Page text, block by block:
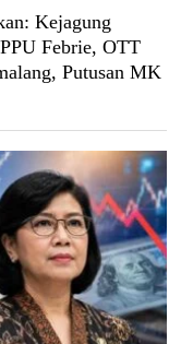
Kejagung
Febrie, OTT
Putusan MK